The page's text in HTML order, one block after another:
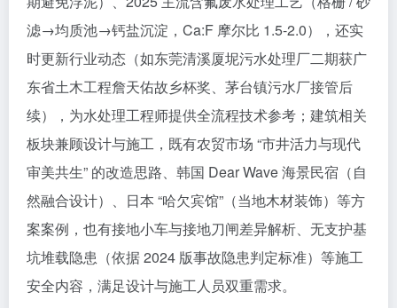
期避免浮泥）、2025 主流含氟废水处理工艺（格栅 / 砂
滤→均质池→钙盐沉淀，Ca:F 摩尔比 1.5-2.0），还实
时更新行业动态（如东莞清溪厦坭污水处理厂二期获广
东省土木工程詹天佑故乡杯奖、茅台镇污水厂接管后
续），为水处理工程师提供全流程技术参考；建筑相关
板块兼顾设计与施工，既有农贸市场 “市井活力与现代
审美共生” 的改造思路、韩国 Dear Wave 海景民宿（自
然融合设计）、日本 “哈欠宾馆”（当地木材装饰）等方
案案例，也有接地小车与接地刀闸差异解析、无支护基
坑堆载隐患（依据 2024 版事故隐患判定标准）等施工
安全内容，满足设计与施工人员双重需求。​